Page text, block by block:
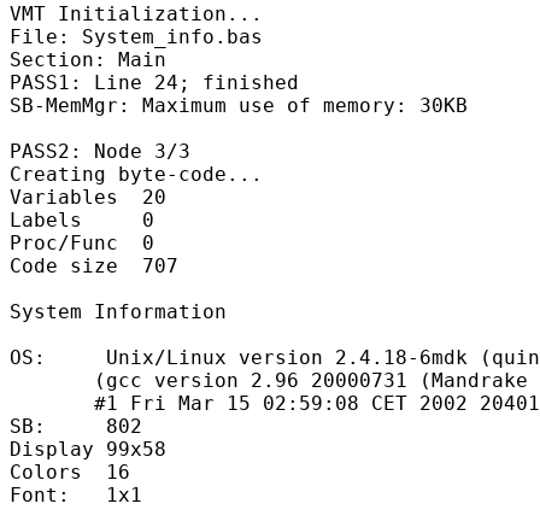
VMT Initialization...
File: System_info.bas
Section: Main
PASS1: Line 24; finished
SB-MemMgr: Maximum use of memory: 30KB
PASS2: Node 3/3
Creating byte-code...
Variables  20
Labels     0
Proc/Func  0
Code size  707
System Information
OS:     Unix/Linux version 2.4.18-6mdk
(gcc version 2.96 20000731 (Mandrake
#1 Fri Mar 15 02:59:08 CET 2002
SB:     802
Display 99x58
Colors  16
Font:   1x1